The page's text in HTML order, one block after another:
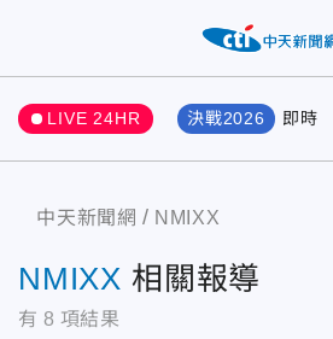
LIVE 24HR 決戰2026 即時
中天新聞網 NMIXX
NMIXX 相關報導
有 8 項結果